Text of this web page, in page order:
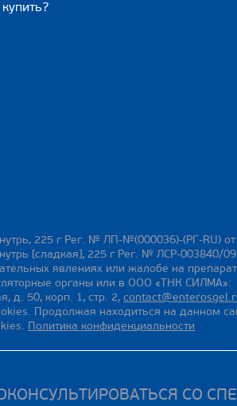
225 г Рег. № ЛП-№(000036)-(РГ-RU)
[сладкая], 225 г Рег. № ЛСР-003840/
явлениях или жалобе на
органы или в ООО «ТНК СИЛМА»:
д. 50, корп. 1, стр. 2,
Продолжая находиться на данном
Политика конфиденциальности
СО